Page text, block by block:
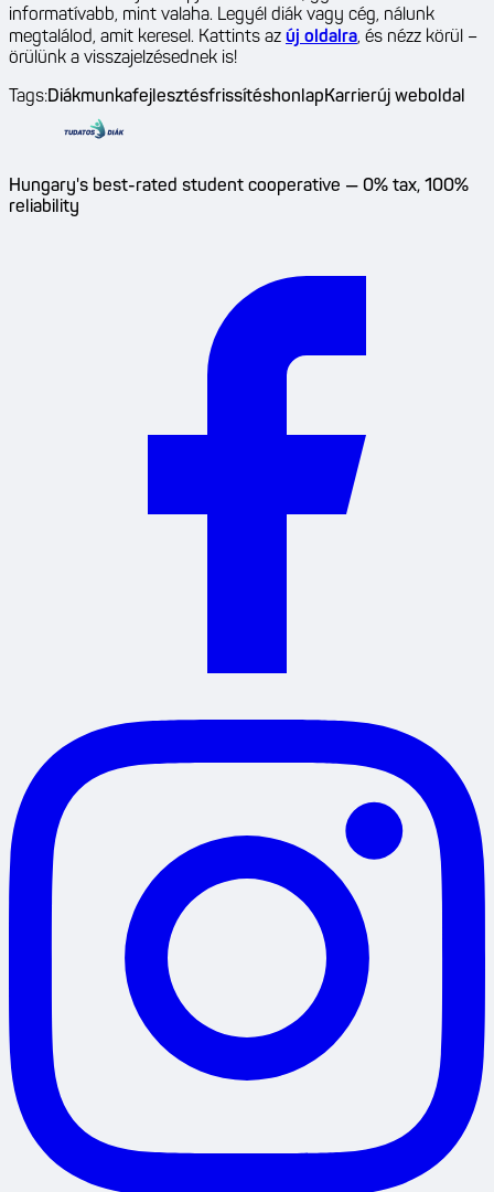
informatívabb, mint valaha. Legyél diák vagy cég, nálunk
megtalálod, amit keresel. Kattints az új oldalra, és nézz körül –
örülünk a visszajelzésednek is!
Tags:DiákmunkafejlesztésfrissítéshonlapKarrierúj weboldal
Hungary's best-rated student cooperative — 0% tax, 100%
reliability